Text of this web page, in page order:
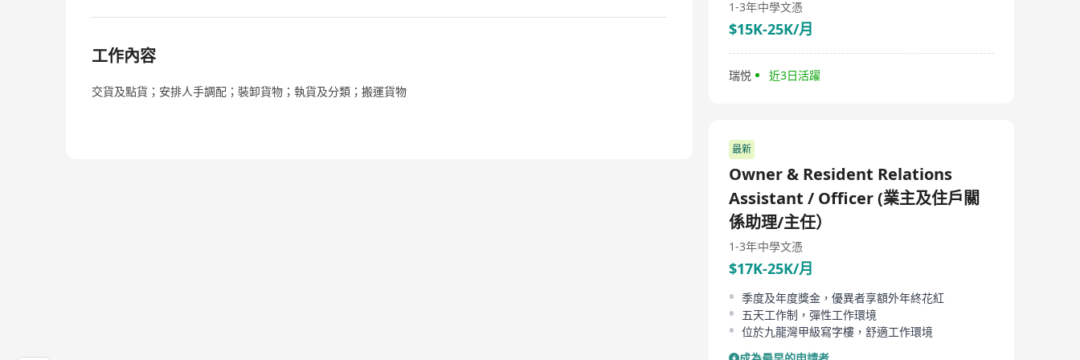
工作內容
交貨及點貨；安排人手調配；裝卸貨物；執貨及分類；搬運貨物
1-3年中學文憑
$15K-25K/月
瑞悦 近3日活躍
最新
Owner & Resident Relations
Assistant / Officer (業主及住戶關
係助理/主任）
1-3年中學文憑
$17K-25K/月
季度及年度獎金，優異者享額外年終花紅
五天工作制，彈性工作環境
位於九龍灣甲級寫字樓，舒適工作環境